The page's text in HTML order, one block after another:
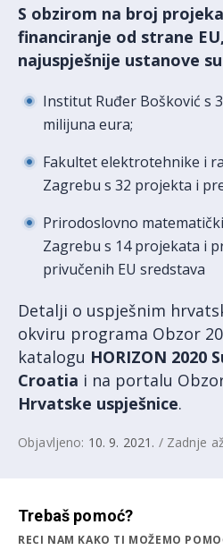
S obzirom na broj
financiranje od strane
najuspješnije ustanove
Institut Ruđer Bošković s
milijuna eura;
Fakultet elektrotehnike i
Zagrebu s 32 projekta i
Prirodoslovno
Zagrebu s 14 projekata i
privučenih EU sredstava
Detalji o uspješnim
okviru programa Obzor
katalogu HORIZON 2020
Croatia i na portalu
Hrvatske uspješnice.
Objavljeno: 10. 9. 2021. / Zadnje
Trebaš pomoć?
RECI NAM KAKO TI MOŽEMO